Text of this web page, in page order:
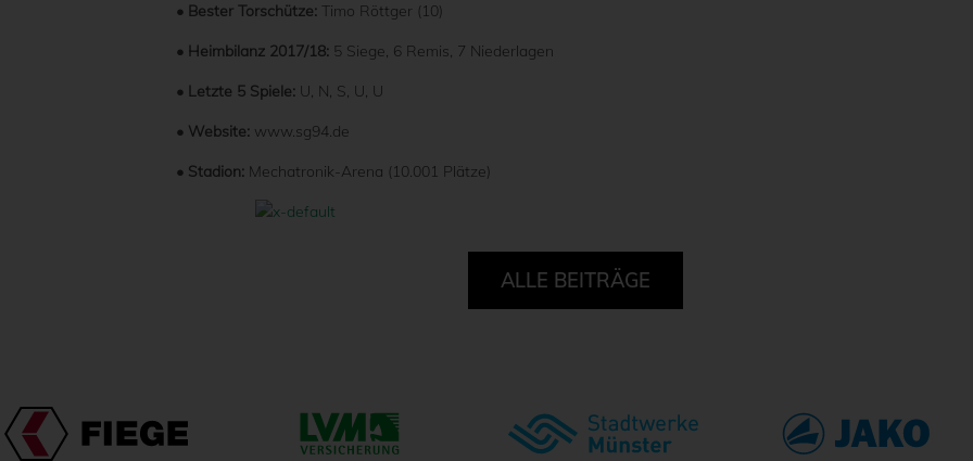
• Bester Torschütze: Timo Röttger (10)
• Heimbilanz 2017/18: 5 Siege, 6 Remis, 7 Niederlagen
• Letzte 5 Spiele: U, N, S, U, U
• Website: www.sg94.de
• Stadion: Mechatronik-Arena (10.001 Plätze)
ALLE BEITRÄGE